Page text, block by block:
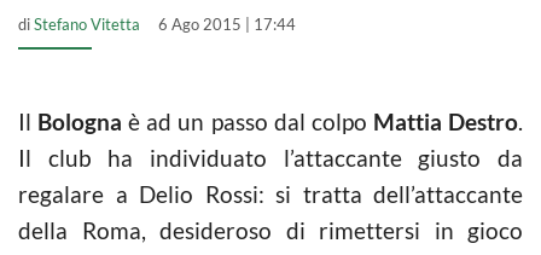
diStefano Vitetta 6 Ago 2015 | 17:44
Il Bologna è ad un passo dal colpo Mattia Destro.
Il club ha individuato l’attaccante giusto da
regalare a Delio Rossi: si tratta dell’attaccante
della Roma, desideroso di rimettersi in gioco